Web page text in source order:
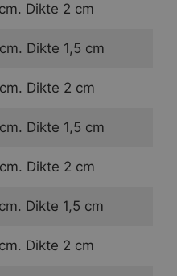
Dikte 2 cm
Dikte 1,5 cm
Dikte 2 cm
Dikte 1,5 cm
Dikte 2 cm
Dikte 1,5 cm
Dikte 2 cm